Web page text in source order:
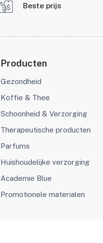
Beste prijs
Producten
Gezondheid
Koffie & Thee
Schoonheid & Verzorging
Therapeutische producten
Parfums
Huishoudelijke verzorging
Academie Blue
Promotionele materialen